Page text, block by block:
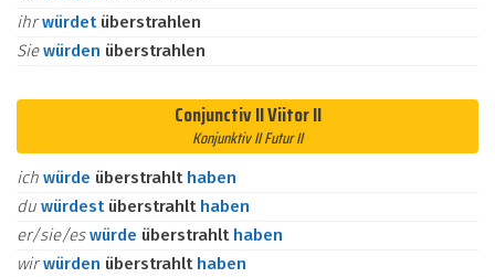
ihrwürdet überstrahlen
Siewürden überstrahlen
Conjunctiv II Viitor II
Konjunktiv II Futur II
ich würde überstrahlt haben
du würdest überstrahlt haben
er/sie/eswürde überstrahlt haben
wirwürden überstrahlt haben